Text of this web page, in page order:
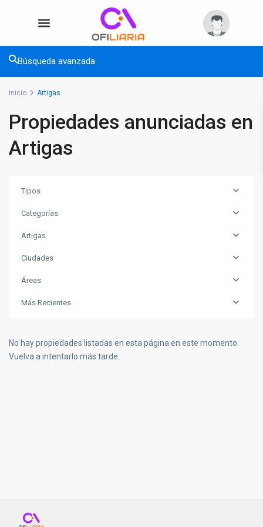
Búsqueda avanzada
Inicio Artigas
Propiedades anunciadas en
Artigas
Tipos
Categorías
Artigas
Ciudades
Áreas
Más Recientes
No hay propiedades listadas en esta página en este momento.
Vuelva a intentarlo más tarde.